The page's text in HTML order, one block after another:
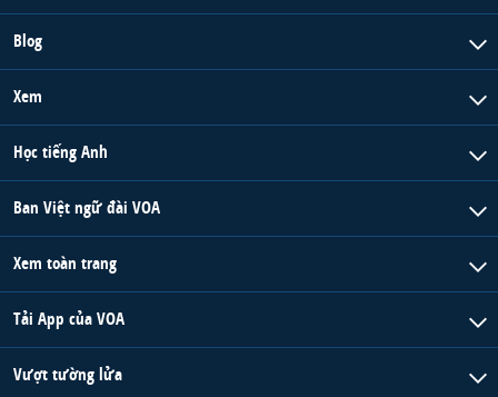
Blog
Xem
Học tiếng Anh
Ban Việt ngữ đài VOA
Xem toàn trang
Tải App của VOA
Vượt tường lửa